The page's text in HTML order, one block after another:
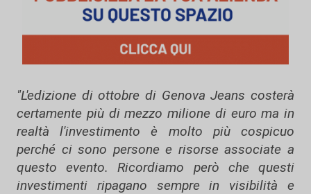
"L'edizione di ottobre di Genova Jeans costerà
certamente più di mezzo milione di euro ma in
realtà l'investimento è molto più cospicuo
perché ci sono persone e risorse associate a
questo evento. Ricordiamo però che questi
investimenti ripagano sempre in visibilità e